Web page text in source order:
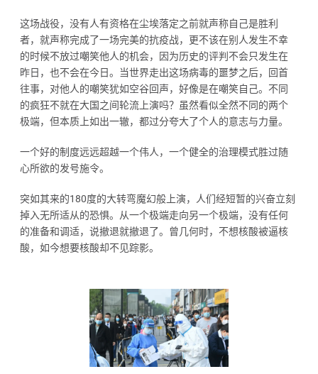
这场战役，没有人有资格在尘埃落定之前就声称自己是胜利
者，就声称完成了一场完美的抗疫战，更不该在别人发生不幸
的时候不放过嘲笑他人的机会，因为历史的评判不会只发生在
昨日，也不会在今日。当世界走出这场病毒的噩梦之后，回首
往事，对他人的嘲笑犹如空谷回声，好像是在嘲笑自己。不同
的疯狂不就在大国之间轮流上演吗？虽然看似全然不同的两个
极端，但本质上如出一辙，都过分夸大了个人的意志与力量。
一个好的制度远远超越一个伟人，一个健全的治理模式胜过随
心所欲的发号施令。
突如其来的180度的大转弯魔幻般上演，人们经短暂的兴奋立刻
掉入无所适从的恐惧。从一个极端走向另一个极端，没有任何
的准备和调适，说撤退就撤退了。曾几何时，不想核酸被逼核
酸，如今想要核酸却不见踪影。